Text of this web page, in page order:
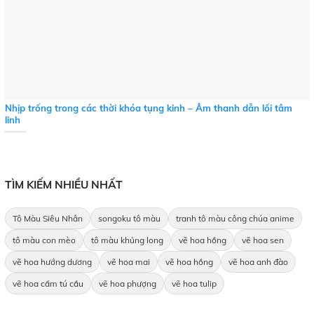
Nhịp trống trong các thời khóa tụng kinh – Âm thanh dẫn lối tâm
linh
TÌM KIẾM NHIỀU NHẤT
Tô Màu Siêu Nhân songoku tô màu tranh tô màu công chúa anime
tô màu con mèo tô màu khủng long vẽ hoa hồng vẽ hoa sen
vẽ hoa hướng dương vẽ hoa mai vẽ hoa hồng vẽ hoa anh đào
vẽ hoa cẩm tú cầu vẽ hoa phượng vẽ hoa tulip